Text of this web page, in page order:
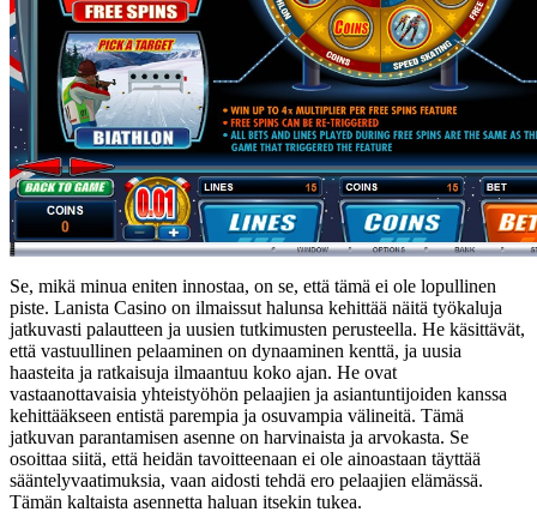
Se, mikä minua eniten innostaa, on se, että tämä ei ole lopullinen
piste. Lanista Casino on ilmaissut halunsa kehittää näitä työkaluja
jatkuvasti palautteen ja uusien tutkimusten perusteella. He käsittävät,
että vastuullinen pelaaminen on dynaaminen kenttä, ja uusia
haasteita ja ratkaisuja ilmaantuu koko ajan. He ovat
vastaanottavaisia yhteistyöhön pelaajien ja asiantuntijoiden kanssa
kehittääkseen entistä parempia ja osuvampia välineitä. Tämä
jatkuvan parantamisen asenne on harvinaista ja arvokasta. Se
osoittaa siitä, että heidän tavoitteenaan ei ole ainoastaan täyttää
sääntelyvaatimuksia, vaan aidosti tehdä ero pelaajien elämässä.
Tämän kaltaista asennetta haluan itsekin tukea.